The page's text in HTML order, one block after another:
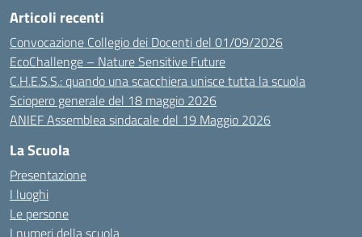
Articoli recenti
Convocazione Collegio dei Docenti del 01/09/2026
EcoChallenge – Nature Sensitive Future
C.H.E.S.S.: quando una scacchiera unisce tutta la scuola
Sciopero generale del 18 maggio 2026
ANIEF Assemblea sindacale del 19 Maggio 2026
La Scuola
Presentazione
I luoghi
Le persone
I numeri della scuola